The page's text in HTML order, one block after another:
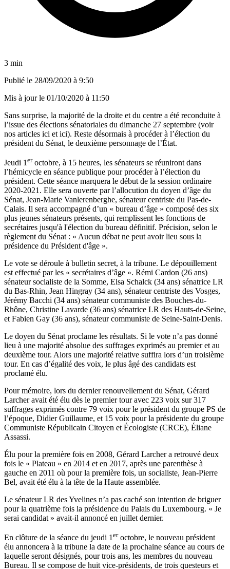
3 min
Publié le 28/09/2020 à 9:50
Mis à jour le 01/10/2020 à 11:50
Sans surprise, la majorité de la droite et du centre a été reconduite à
l’issue des élections sénatoriales du dimanche 27 septembre (voir
nos articles ici et ici). Reste désormais à procéder à l’élection du
président du Sénat, le deuxième personnage de l’État.
Jeudi 1 eroctobre, à 15 heures, les sénateurs se réuniront dans
l’hémicycle en séance publique pour procéder à l’élection du
président. Cette séance marquera le début de la session ordinaire
2020-2021. Elle sera ouverte par l’allocution du doyen d’âge du
Sénat, Jean-Marie Vanlerenberghe, sénateur centriste du Pas-de-
Calais. Il sera accompagné d’un « bureau d’âge » composé des six
plus jeunes sénateurs présents, qui remplissent les fonctions de
secrétaires jusqu'à l'élection du bureau définitif. Précision, selon le
règlement du Sénat : « Aucun débat ne peut avoir lieu sous la
présidence du Président d'âge ».
Le vote se déroule à bulletin secret, à la tribune. Le dépouillement
est effectué par les « secrétaires d’âge ». Rémi Cardon (26 ans)
sénateur socialiste de la Somme, Elsa Schalck (34 ans) sénatrice LR
du Bas-Rhin, Jean Hingray (34 ans), sénateur centriste des Vosges,
Jérémy Bacchi (34 ans) sénateur communiste des Bouches-du-
Rhône, Christine Lavarde (36 ans) sénatrice LR des Hauts-de-Seine,
et Fabien Gay (36 ans), sénateur communiste de Seine-Saint-Denis.
Le doyen du Sénat proclame les résultats. Si le vote n’a pas donné
lieu à une majorité absolue des suffrages exprimés au premier et au
deuxième tour. Alors une majorité relative suffira lors d’un troisième
tour. En cas d’égalité des voix, le plus âgé des candidats est
proclamé élu.
Pour mémoire, lors du dernier renouvellement du Sénat, Gérard
Larcher avait été élu dès le premier tour avec 223 voix sur 317
suffrages exprimés contre 79 voix pour le président du groupe PS de
l’époque, Didier Guillaume, et 15 voix pour la présidente du groupe
Communiste Républicain Citoyen et Écologiste (CRCE), Éliane
Assassi.
Élu pour la première fois en 2008, Gérard Larcher a retrouvé deux
fois le « Plateau » en 2014 et en 2017, après une parenthèse à
gauche en 2011 où pour la première fois, un socialiste, Jean-Pierre
Bel, avait été élu à la tête de la Haute assemblée.
Le sénateur LR des Yvelines n’a pas caché son intention de briguer
pour la quatrième fois la présidence du Palais du Luxembourg. « Je
serai candidat » avait-il annoncé en juillet dernier.
En clôture de la séance du jeudi 1eroctobre, le nouveau président
élu annoncera à la tribune la date de la prochaine séance au cours de
laquelle seront désignés, pour trois ans, les membres du nouveau
Bureau. Il se compose de huit vice-présidents, de trois questeurs et